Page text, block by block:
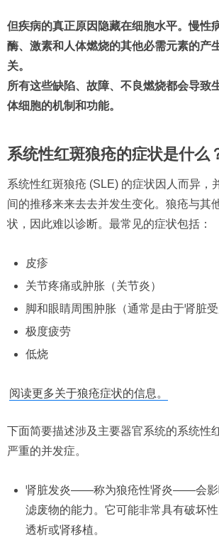
但疾病的真正原因隐藏在细胞水平。慢性
酶、激素和人体燃烧的其他必需元素的产
关。
所有这些缺陷、故障、不良燃烧都会导致
体细胞的机制和功能。
系统性红斑狼疮的症状是什么
系统性红斑狼疮 (SLE) 的症状因人而异，
间的推移来来去去并发生变化。狼疮与其
状，因此难以诊断。最常见的症状包括：
皮疹
关节疼痛或肿胀（关节炎）
脚和眼睛周围肿胀（通常是由于肾脏受
极度疲劳
低烧
阅读更多关于狼疮症状的信息。
下面简要描述涉及主要器官系统的系统性
严重的并发症。
肾脏发炎——称为狼疮性肾炎——会影
滤废物的能力。它可能非常具有破坏
透析或肾移植。